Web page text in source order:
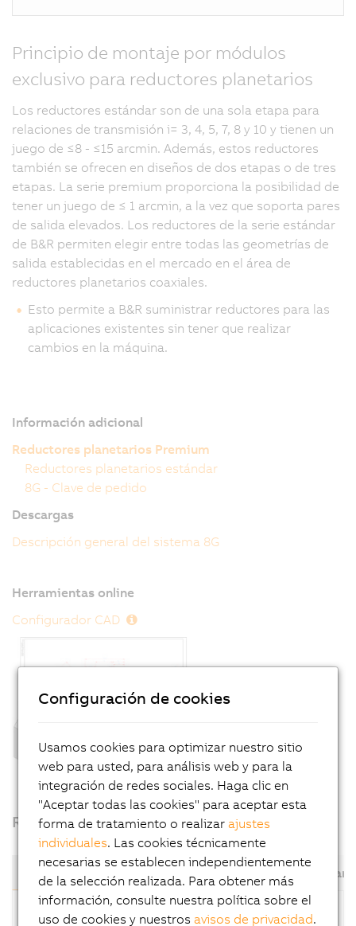
Principio de montaje por módulos
exclusivo para reductores planetarios
Los reductores estándar son de una sola etapa para
relaciones de transmisión i= 3, 4, 5, 7, 8 y 10 y tienen un
juego de ≤8 - ≤15 arcmin. Además, estos reductores
también se ofrecen en diseños de dos etapas o de tres
etapas. La serie premium proporciona la posibilidad de
tener un juego de ≤ 1 arcmin, a la vez que soporta pares
de salida elevados. Los reductores de la serie estándar
de B&R permiten elegir entre todas las geometrías de
salida establecidas en el mercado en el área de
reductores planetarios coaxiales.
Esto permite a B&R suministrar reductores para las
aplicaciones existentes sin tener que realizar
cambios en la máquina.
Información adicional
Reductores planetarios Premium
Reductores planetarios estándar
8G - Clave de pedido
Descargas
Descripción general del sistema 8G
Herramientas online
Configurador CAD
Reductores planetarios Premium – 3 tipos
Con eje de salida Con brida de salida Reductor
Configuración de cookies
Usamos cookies para optimizar nuestro sitio
web para usted, para análisis web y para la
integración de redes sociales. Haga clic en
"Aceptar todas las cookies" para aceptar esta
forma de tratamiento o realizarajustes
individuales. Las cookies técnicamente
necesarias se establecen independientemente
de la selección realizada. Para obtener más
información, consulte nuestra política sobre el
uso de cookies y nuestrosavisos de privacidad.